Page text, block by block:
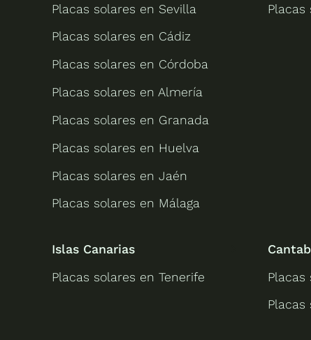
Placas solares en Sevilla
Placas solares en Cádiz
Placas solares en Córdoba
Placas solares en Almería
Placas solares en Granada
Placas solares en Huelva
Placas solares en Jaén
Placas solares en Málaga
Placas
Islas Canarias
Placas solares en Tenerife
Placas
Placas